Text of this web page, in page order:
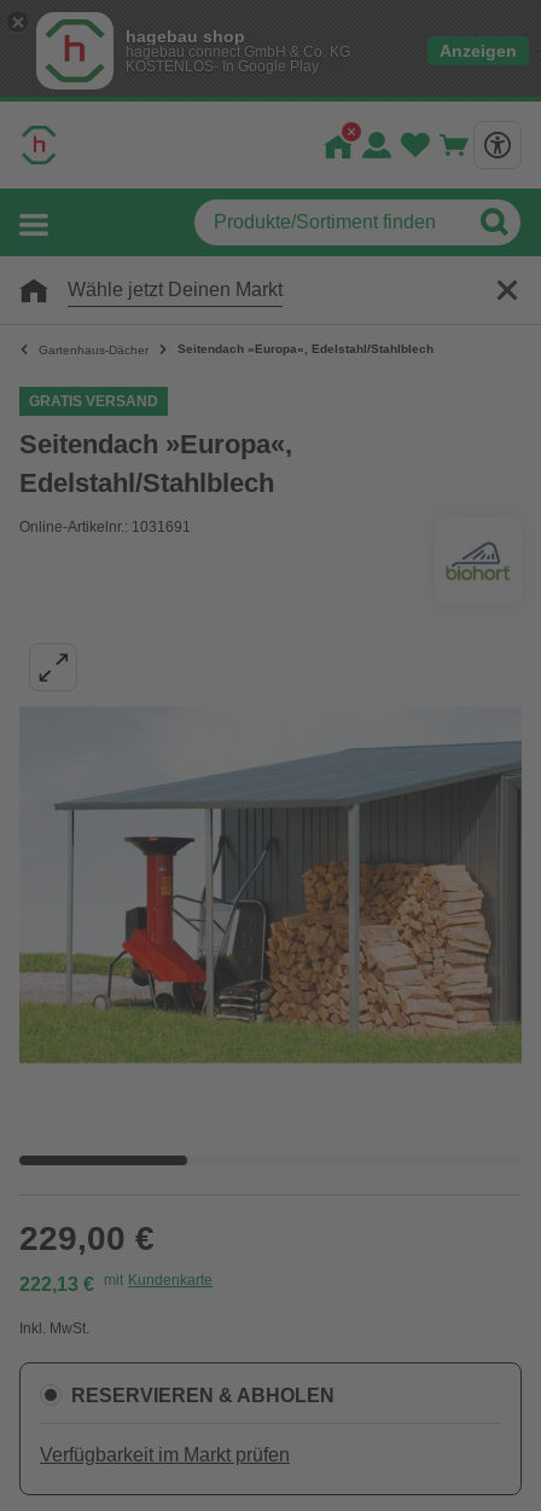
hagebau shop
hagebau connect GmbH & Co. KG
KOSTENLOS- In Google Play
Anzeigen
Wähle jetzt Deinen Markt
Gartenhaus-Dächer Seitendach »Europa«, Edelstahl/Stahlblech
GRATIS VERSAND
Seitendach »Europa«,
Edelstahl/Stahlblech
Online-Artikelnr.: 1031691
229,00 €
222,13 € mit Kundenkarte
Inkl. MwSt.
RESERVIEREN & ABHOLEN
Verfügbarkeit im Markt prüfen